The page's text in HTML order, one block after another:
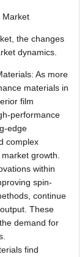
Market
the changes
dynamics.
As more
materials in
film
performance
edge
complex
growth.
within
spin-
continue
These
demand for
find